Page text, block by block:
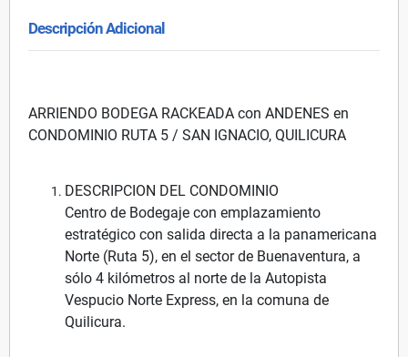
Descripción Adicional
ARRIENDO BODEGA RACKEADA con ANDENES en
CONDOMINIO RUTA 5 / SAN IGNACIO, QUILICURA
DESCRIPCION DEL CONDOMINIO
Centro de Bodegaje con emplazamiento
estratégico con salida directa a la panamericana
Norte (Ruta 5), en el sector de Buenaventura, a
sólo 4 kilómetros al norte de la Autopista
Vespucio Norte Express, en la comuna de
Quilicura.